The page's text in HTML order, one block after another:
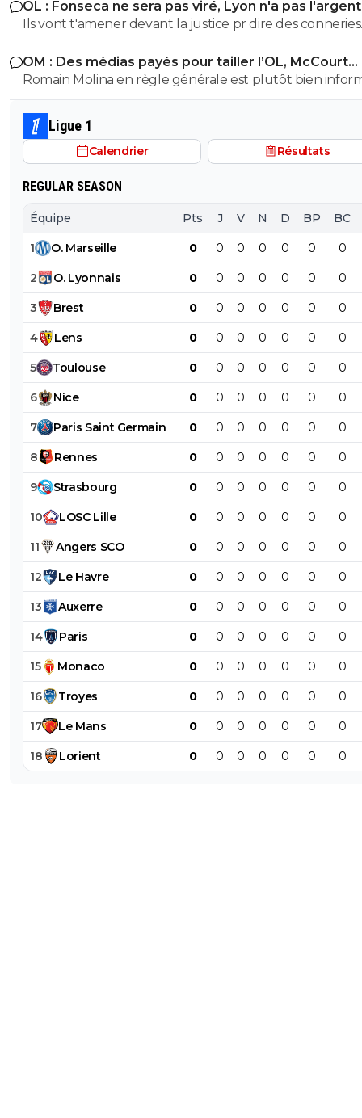
infimes... mais bon... ca sert a rien de débattre avec toi,
systématiquement a chaque défaite de Lyon , tu
TOUJOURS des circonstances atténuantes
Chaque defaite de Lyon n'est JAMAIS mérité selon toi...
fou!! Tu t'en rends compte au moins???
OL : Fonseca ne sera pas viré, Lyon n'a pas
le faire
Ils vont t'amener devant la justice pr dire des conneries
pareil, même la diffamation est choqué par ton comm
OM : Des médias payés pour tailler l’OL, McCourt
accusé
Romain Molina en règle générale est plutôt bien
Ligue 1
Calendrier Résultats
REGULAR SEASON
Équipe Pts J V N D BP BC
1 O. Marseille 0 0 0 0 0 0 0
2 O. Lyonnais 0 0 0 0 0 0 0
3 Brest 0 0 0 0 0 0 0
4 Lens 0 0 0 0 0 0 0
5 Toulouse 0 0 0 0 0 0 0
6 Nice 0 0 0 0 0 0 0
7 Paris Saint Germain 0 0 0 0 0 0 0
8 Rennes 0 0 0 0 0 0 0
9 Strasbourg 0 0 0 0 0 0 0
10 LOSC Lille 0 0 0 0 0 0 0
11 Angers SCO 0 0 0 0 0 0 0
12 Le Havre 0 0 0 0 0 0 0
13 Auxerre 0 0 0 0 0 0 0
14 Paris 0 0 0 0 0 0 0
15 Monaco 0 0 0 0 0 0 0
16 Troyes 0 0 0 0 0 0 0
17 Le Mans 0 0 0 0 0 0 0
18 Lorient 0 0 0 0 0 0 0